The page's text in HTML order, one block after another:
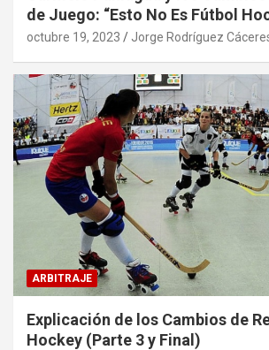
de Juego: “Esto No Es Fútbol
octubre 19, 2023 Jorge Rodríguez
ARBITRAJE
Explicación de los Cambios de
Hockey (Parte 3 y Final)